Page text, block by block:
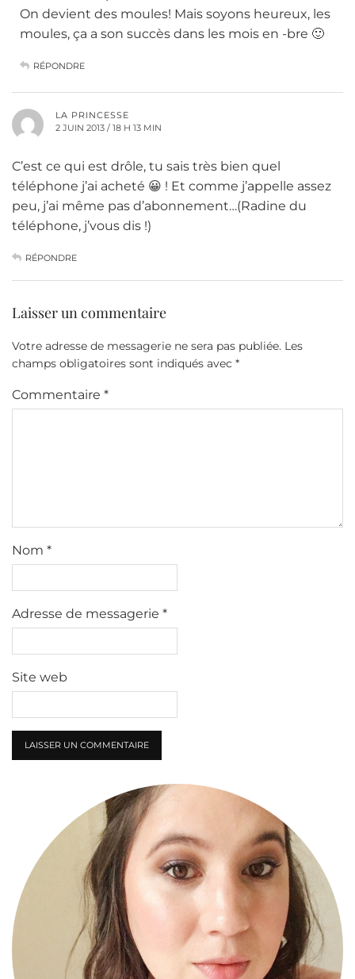
On devient des moules! Mais soyons heureux, les
moules, ça a son succès dans les mois en -bre 🙂
RÉPONDRE
LA PRINCESSE
2 JUIN 2013 / 18 H 13 MIN
C’est ce qui est drôle, tu sais très bien quel
téléphone j’ai acheté 😀 ! Et comme j’appelle assez
peu, j’ai même pas d’abonnement…(Radine du
téléphone, j’vous dis !)
RÉPONDRE
Laisser un commentaire
Votre adresse de messagerie ne sera pas publiée. Les
champs obligatoires sont indiqués avec *
Commentaire *
Nom *
Adresse de messagerie *
Site web